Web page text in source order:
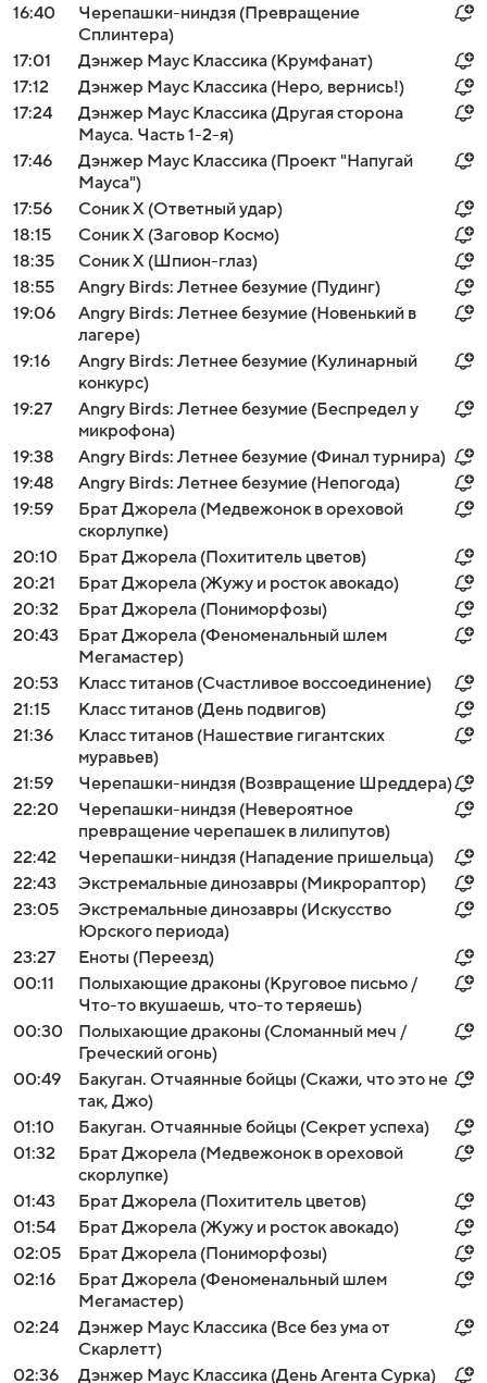
16:40
Черепашки-ниндзя (Превращение
Сплинтера)
17:01
Дэнжер Маус Классика (Крумфанат)
17:12
Дэнжер Маус Классика (Неро, вернись!)
17:24
Дэнжер Маус Классика (Другая сторона
Мауса. Часть 1-2-я)
17:46
Дэнжер Маус Классика (Проект "Напугай
Мауса")
17:56
Соник Х (Ответный удар)
18:15
Соник Х (Заговор Космо)
18:35
Соник Х (Шпион-глаз)
18:55
Angry Birds: Летнее безумие (Пудинг)
19:06
Angry Birds: Летнее безумие (Новенький в
лагере)
19:16
Angry Birds: Летнее безумие (Кулинарный
конкурс)
19:27
Angry Birds: Летнее безумие (Беспредел у
микрофона)
19:38
Angry Birds: Летнее безумие (Финал турнира)
19:48
Angry Birds: Летнее безумие (Непогода)
19:59
Брат Джорела (Медвежонок в ореховой
скорлупке)
20:10
Брат Джорела (Похититель цветов)
20:21
Брат Джорела (Жужу и росток авокадо)
20:32
Брат Джорела (Пониморфозы)
20:43
Брат Джорела (Феноменальный шлем
Мегамастер)
20:53
Класс титанов (Счастливое воссоединение)
21:15
Класс титанов (День подвигов)
21:36
Класс титанов (Нашествие гигантских
муравьев)
21:59
Черепашки-ниндзя (Возвращение Шреддера)
22:20
Черепашки-ниндзя (Невероятное
превращение черепашек в лилипутов)
22:42
Черепашки-ниндзя (Нападение пришельца)
22:43
Экстремальные динозавры (Микрораптор)
23:05
Экстремальные динозавры (Искусство
Юрского периода)
23:27
Еноты (Переезд)
00:11
Полыхающие драконы (Круговое письмо /
Что-то вкушаешь, что-то теряешь)
00:30
Полыхающие драконы (Сломанный меч /
Греческий огонь)
00:49
Бакуган. Отчаянные бойцы (Скажи, что это не
так, Джо)
01:10
Бакуган. Отчаянные бойцы (Секрет успеха)
01:32
Брат Джорела (Медвежонок в ореховой
скорлупке)
01:43
Брат Джорела (Похититель цветов)
01:54
Брат Джорела (Жужу и росток авокадо)
02:05
Брат Джорела (Пониморфозы)
02:16
Брат Джорела (Феноменальный шлем
Мегамастер)
02:24
Дэнжер Маус Классика (Все без ума от
Скарлетт)
02:36
Дэнжер Маус Классика (День Агента Сурка)